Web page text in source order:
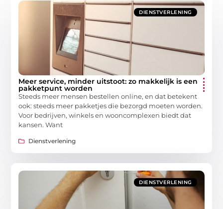
DIENSTVERLENING
Meer service, minder uitstoot: zo makkelijk is een
pakketpunt worden
Steeds meer mensen bestellen online, en dat betekent
ook: steeds meer pakketjes die bezorgd moeten worden.
Voor bedrijven, winkels en wooncomplexen biedt dat
kansen. Want
Dienstverlening
DIENSTVERLENING